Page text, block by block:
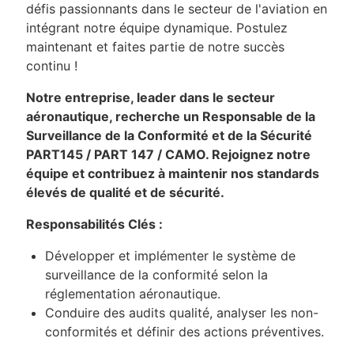
défis passionnants dans le secteur de l'aviation en
intégrant notre équipe dynamique. Postulez
maintenant et faites partie de notre succès
continu !
Notre entreprise, leader dans le secteur
aéronautique, recherche un Responsable de la
Surveillance de la Conformité et de la Sécurité
PART145 / PART 147 / CAMO. Rejoignez notre
équipe et contribuez à maintenir nos standards
élevés de qualité et de sécurité.
Responsabilités Clés :
Développer et implémenter le système de
surveillance de la conformité selon la
réglementation aéronautique.
Conduire des audits qualité, analyser les non-
conformités et définir des actions préventives.